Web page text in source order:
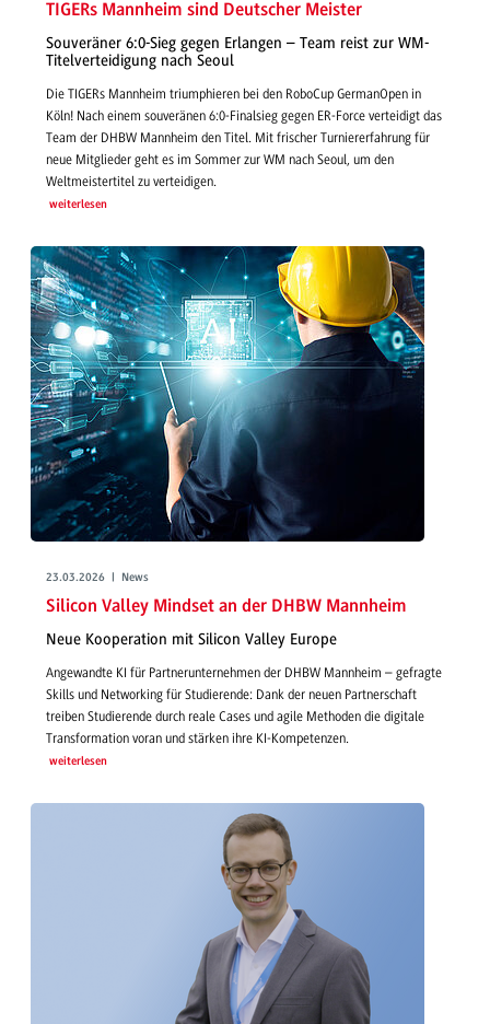
TIGERs Mannheim sind Deutscher Meister
Souveräner 6:0-Sieg gegen Erlangen – Team reist zur WM-
Titelverteidigung nach Seoul
Die TIGERs Mannheim triumphieren bei den RoboCup GermanOpen in
Köln! Nach einem souveränen 6:0-Finalsieg gegen ER-Force verteidigt das
Team der DHBW Mannheim den Titel. Mit frischer Turniererfahrung für
neue Mitglieder geht es im Sommer zur WM nach Seoul, um den
Weltmeistertitel zu verteidigen.
weiterlesen
23.03.2026 | News
Silicon Valley Mindset an der DHBW Mannheim
Neue Kooperation mit Silicon Valley Europe
Angewandte KI für Partnerunternehmen der DHBW Mannheim – gefragte
Skills und Networking für Studierende: Dank der neuen Partnerschaft
treiben Studierende durch reale Cases und agile Methoden die digitale
Transformation voran und stärken ihre KI-Kompetenzen.
weiterlesen